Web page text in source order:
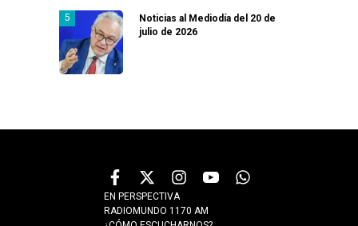
Noticias al Mediodía del 20 de
julio de 2026
EN PERSPECTIVA
RADIOMUNDO 1170 AM